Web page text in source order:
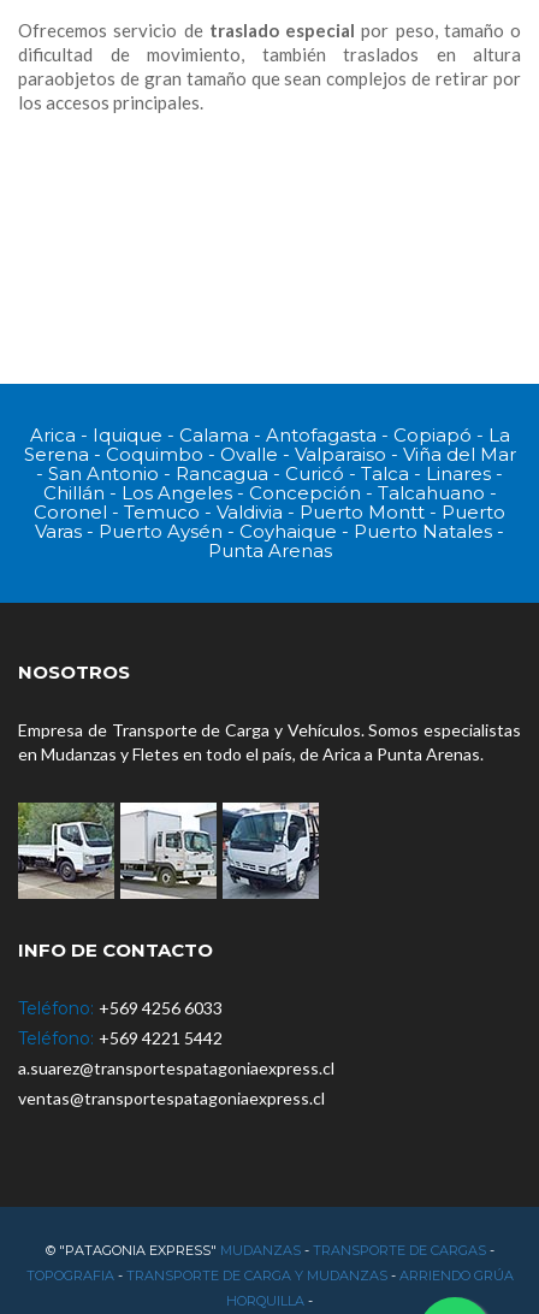
Ofrecemos servicio de traslado especial por peso, tamaño o
dificultad de movimiento, también traslados en altura
paraobjetos de gran tamaño que sean complejos de retirar por
los accesos principales.
Arica - Iquique - Calama - Antofagasta - Copiapó - La
Serena - Coquimbo - Ovalle - Valparaiso - Viña del Mar
- San Antonio - Rancagua - Curicó - Talca - Linares -
Chillán - Los Angeles - Concepción - Talcahuano -
Coronel - Temuco - Valdivia - Puerto Montt - Puerto
Varas - Puerto Aysén - Coyhaique - Puerto Natales -
Punta Arenas
NOSOTROS
Empresa de Transporte de Carga y Vehículos. Somos especialistas
en Mudanzas y Fletes en todo el país, de Arica a Punta Arenas.
INFO DE CONTACTO
Teléfono: +569 4256 6033
Teléfono: +569 4221 5442
a.suarez@transportespatagoniaexpress.cl
ventas@transportespatagoniaexpress.cl
© "PATAGONIA EXPRESS" MUDANZAS- TRANSPORTE DE CARGAS-
TOPOGRAFIA- TRANSPORTE DE CARGA Y MUDANZAS- ARRIENDO GRÚA
HORQUILLA -